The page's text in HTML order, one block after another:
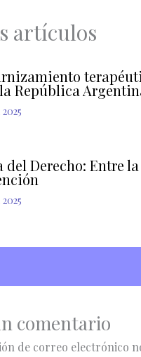
artículos
República
del Derecho: Entre
comentario
de correo electrónico